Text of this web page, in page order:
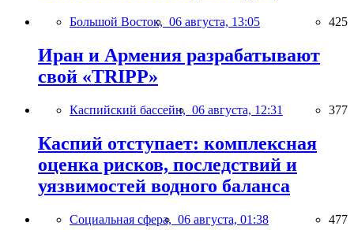
Большой Восток, 06 августа, 13:05 425
Иран и Армения разрабатывают
свой «TRIPP»
Каспийский бассейн, 06 августа, 12:31 377
Каспий отступает: комплексная
оценка рисков, последствий и
уязвимостей водного баланса
Социальная сфера, 06 августа, 01:38 477